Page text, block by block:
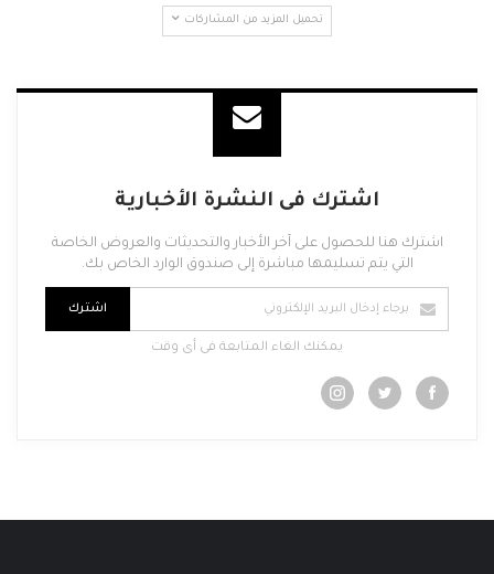
تحميل المزيد من المشاركات
اشترك فى النشرة الأخبارية
اشترك هنا للحصول على آخر الأخبار والتحديثات والعروض الخاصة
التي يتم تسليمها مباشرة إلى صندوق الوارد الخاص بك.
اشترك
يمكنك الغاء المتابعة فى أى وقت